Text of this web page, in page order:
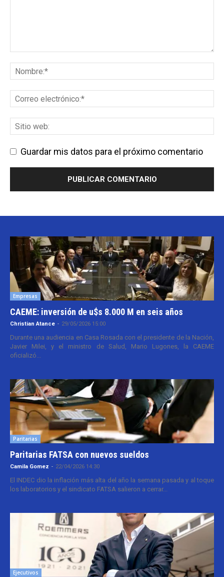
Guardar mis datos para el próximo comentario
Empresas
CAEME: inversión de u$s 8.000 M en seis años
Christian Atance - 29/05/2026 15:00
Durante una audiencia en Casa Rosada con el presidente de la Nación,
Javier Milei, y el ministro de Salud, Mario Lugones, la CAEME
oficializó...
Paritarias
Paritarias FATSA con nuevos sueldos
Camila Gomez - 22/04/2026 14:30
El INDEC dio la inflación más alta del año la semana pasada y al toque
los laboratorios y el sindicato FATSA salieron a cerrar...
Ejecutivos